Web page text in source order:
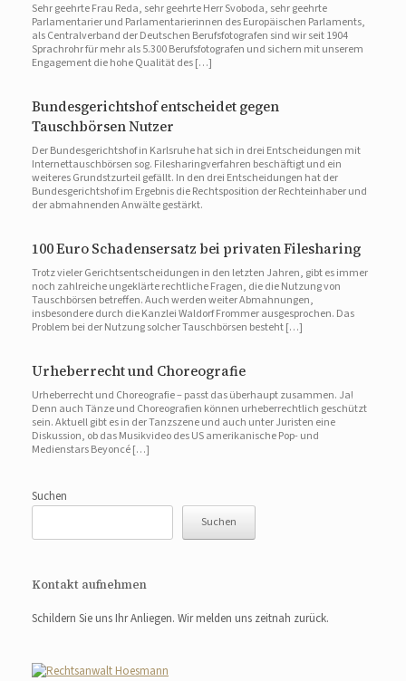
Sehr geehrte Frau Reda, sehr geehrte Herr Svoboda, sehr geehrte
Parlamentarier und Parlamentarierinnen des Europäischen Parlaments,
als Centralverband der Deutschen Berufsfotografen sind wir seit 1904
Sprachrohr für mehr als 5.300 Berufsfotografen und sichern mit unserem
Engagement die hohe Qualität des […]
Bundesgerichtshof entscheidet gegen
Tauschbörsen Nutzer
Der Bundesgerichtshof in Karlsruhe hat sich in drei Entscheidungen mit
Internettauschbörsen sog. Filesharingverfahren beschäftigt und ein
weiteres Grundstzurteil gefällt. In den drei Entscheidungen hat der
Bundesgerichtshof im Ergebnis die Rechtsposition der Rechteinhaber und
der abmahnenden Anwälte gestärkt.
100 Euro Schadensersatz bei privaten Filesharing
Trotz vieler Gerichtsentscheidungen in den letzten Jahren, gibt es immer
noch zahlreiche ungeklärte rechtliche Fragen, die die Nutzung von
Tauschbörsen betreffen. Auch werden weiter Abmahnungen,
insbesondere durch die Kanzlei Waldorf Frommer ausgesprochen. Das
Problem bei der Nutzung solcher Tauschbörsen besteht […]
Urheberrecht und Choreografie
Urheberrecht und Choreografie – passt das überhaupt zusammen. Ja!
Denn auch Tänze und Choreografien können urheberrechtlich geschützt
sein. Aktuell gibt es in der Tanzszene und auch unter Juristen eine
Diskussion, ob das Musikvideo des US amerikanische Pop- und
Medienstars Beyoncé […]
Suchen
Suchen
Kontakt aufnehmen
Schildern Sie uns Ihr Anliegen. Wir melden uns zeitnah zurück.